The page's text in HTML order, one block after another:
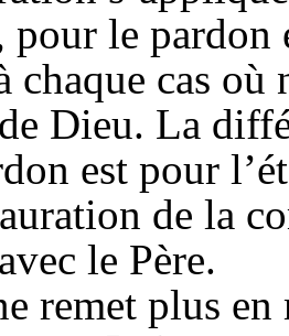
pour le
chaque cas
Dieu. La
est pour
de la
le Père.
remet plus en